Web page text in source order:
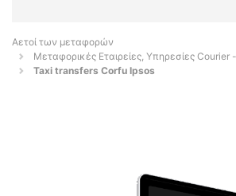
Αετοί των μεταφορών
Μεταφορικές Εταιρείες, Υπηρεσίες Courier
Taxi transfers Corfu Ipsos